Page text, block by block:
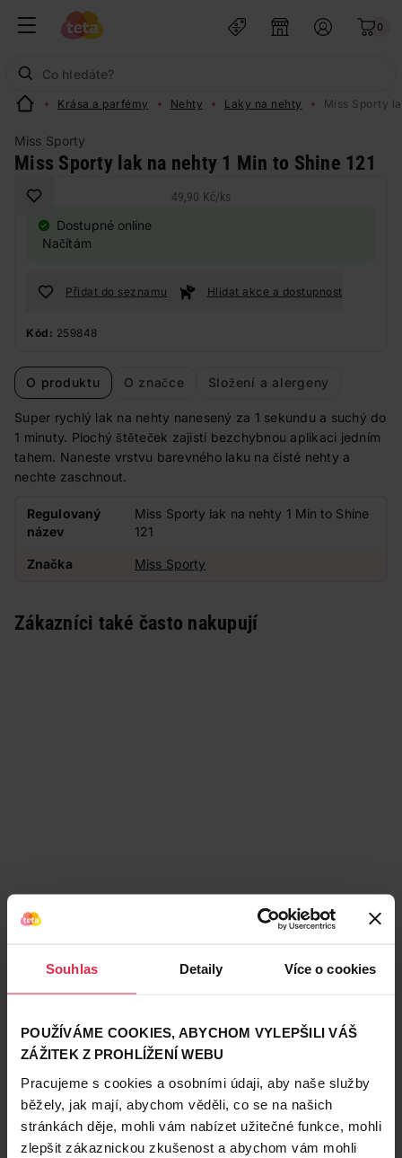
Souhlas Detaily Více o cookies
POUŽÍVÁME COOKIES, ABYCHOM VYLEPŠILI VÁŠ
ZÁŽITEK Z PROHLÍŽENÍ WEBU
Pracujeme s cookies a osobními údaji, aby naše služby
běžely, jak mají, abychom věděli, co se na našich
stránkách děje, mohli vám nabízet užitečné funkce, mohli
zlepšit zákaznickou zkušenost a abychom vám mohli
0
Krása a parfémy Nehty Laky na nehty Miss Sporty
Miss Sporty
Miss Sporty lak na nehty 1 Min to Shine 121
49,90 Kč/ks
Dostupné online
Načítám
Přidat do seznamu Hlídat akce a dostupnost
Kód: 259848
O produktu O značce Složení a alergeny
Super rychlý lak na nehty nanesený za 1 sekundu a suchý do
1 minuty. Plochý štěteček zajistí bezchybnou aplikaci jedním
tahem. Naneste vrstvu barevného laku na čisté nehty a
nechte zaschnout.
Regulovaný
název
Miss Sporty lak na nehty 1 Min to Shine
121
Značka Miss Sporty
Zákazníci také často nakupují
Podobné produkty